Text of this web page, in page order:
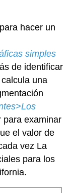
hacer un
simples
de identificar
una
para examinar
el valor de
vez La
para los